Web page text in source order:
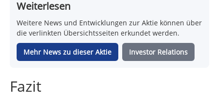
Weiterlesen
Weitere News und Entwicklungen zur Aktie können über
die verlinkten Übersichtsseiten erkundet werden.
Mehr News zu dieser Aktie Investor Relations
Fazit